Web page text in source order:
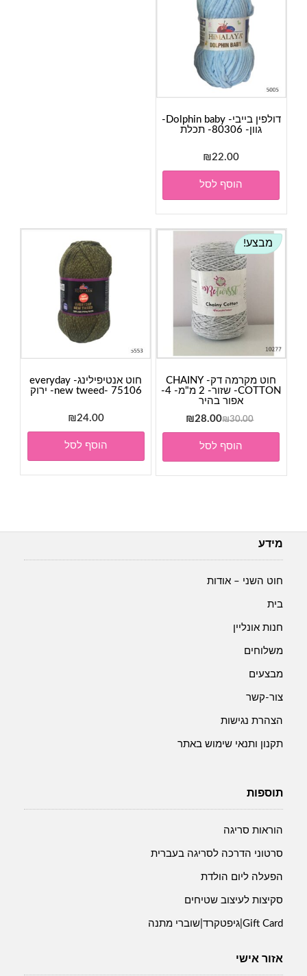
דולפין בייבי- Dolphin baby-
גוון- 80306- תכלת
₪22.00
הוסף לסל
מבצע!
חוט מקרמה דק- CHAINY
COTTON- שזור- 2 מ"מ- 4-
אפור בהיר
₪30.00
המחיר
המקורי
היה:
₪30.00.
₪28.00
המחיר
הנוכחי
₪28.00.
הוסף לסל
חוט אנטיפילינג- everyday
new tweed- 75106- ירוק
₪24.00
הוסף לסל
מידע
חוט השני – אודות
בית
חנות אונליין
משלוחים
מבצעים
צור-קשר
הצהרת נגישות
תקנון ותנאי שימוש באתר
תוספות
הוראות סריגה
סרטוני הדרכה לסריגה בעברית
הפעלה ליום הולדת
סקיצות לעיצוב שטיחים
Gift Card|גיפטקרד|שוברי מתנה
אזור אישי